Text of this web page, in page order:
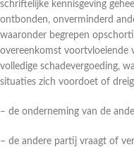
schriftelijke kennisgeving
ontbonden, onverminderd
waaronder begrepen
overeenkomst voortvloeiende
volledige schadevergoeding,
situaties zich voordoet of
– de onderneming van de
– de andere partij vraagt of